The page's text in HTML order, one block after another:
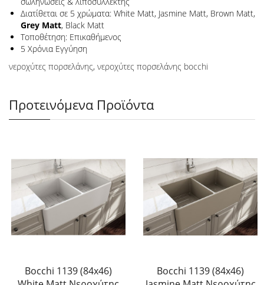
Διατίθεται σε 5 χρώματα: White Matt, Jasmine Matt, Brown Matt,
Grey Matt, Black Matt
Τοποθέτηση: Επικαθήμενος
5 Χρόνια Εγγύηση
νεροχύτες πορσελάνης, νεροχύτες πορσελάνης bocchi
Προτεινόμενα Προϊόντα
Bocchi 1139 (84x46)
Bocchi 1139 (84x46)